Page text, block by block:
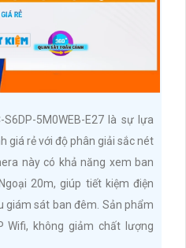
5M0WEB-E27 là sự lựa
giá rẻ với độ phân giải sắc nét
này có khả năng xem ban
20m, giúp tiết kiệm điện
giám sát ban đêm. Sản phẩm
Wifi, không giảm chất lượng